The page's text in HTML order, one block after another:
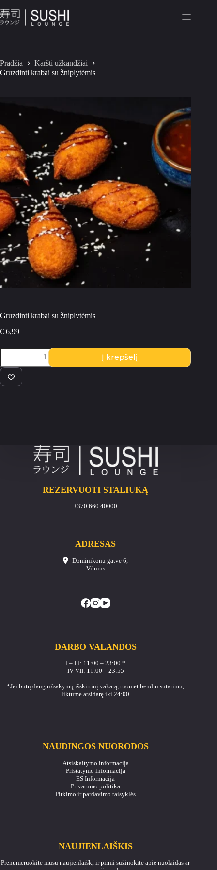
Pradžia
Karšti užkandžiai
Gruzdinti krabai su žniplytėmis
Gruzdinti krabai su žniplytėmis
€ 6,99
produkto
Gruzdinti
krabai
su
Į krepšelį
REZERVUOTI STALIUKĄ
+370 660 40000
ADRESAS
Dominikonu gatve 6,
Vilnius
DARBO VALANDOS
I – III: 11:00 – 23:00 *
IV-VII: 11:00 – 23:55
*Jei būtų daug užsakymų išskirtinį vakarą, tuomet bendru sutarimu,
liktume atsidarę iki 24:00
NAUDINGOS NUORODOS
Atsiskaitymo informacija
Pristatymo informacija
ES Informacija
Privatumo politika
Pirkimo ir pardavimo taisyklės
NAUJIENLAIŠKIS
Prenumeruokite mūsų naujienlaiškį ir pirmi sužinokite apie nuolaidas ar